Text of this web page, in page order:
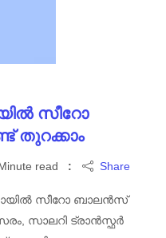
സീറോ
തുറക്കാം
read Share
സീറോ ബാലൻസ്
സാലറി ട്രാൻസ്ഫർ